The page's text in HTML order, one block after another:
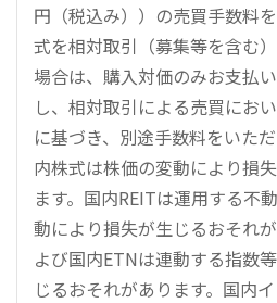
円（税込み））の売買手数料
式を相対取引（募集等を含む
場合は、購入対価のみお支払
し、相対取引による売買にお
に基づき、別途手数料をいた
内株式は株価の変動により損
ます。国内REITは運用する不
動により損失が生じるおそれ
よび国内ETNは連動する指数
じるおそれがあります。国内